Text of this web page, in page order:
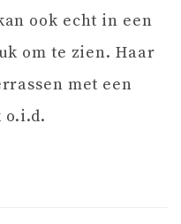
ook echt in een
om te zien. Haar
met een